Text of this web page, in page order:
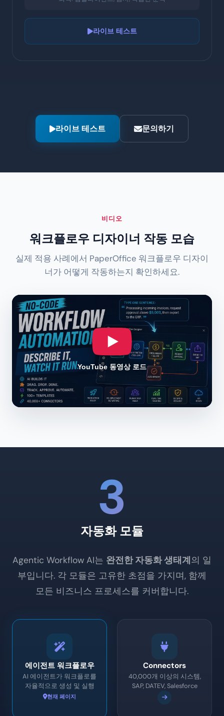
라이브 테스트
라이브 테스트 문의하기
비디오
워크플로우 디자이너 작동 모습
실제 적용 사례에서 PaperOffice 워크플로우 디자이
너가 어떻게 작동하는지 확인하세요.
YouTube 동영상 로드
3
자동화 모듈
Agentic Workflow AI는 완전한 자동화 생태계 의 일
부입니다. 각 모듈은 고유한 초점을 가지며, 함께
모든 비즈니스 프로세스를 커버합니다.
에이전트 워크플로우
AI 에이전트가 워크플로를
자율적으로 생성 및 실행
현재 페이지
Connectors
40,000개 이상의 시스템,
SAP, DATEV, Salesforce